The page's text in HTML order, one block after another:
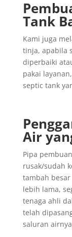
Tank
Kami juga
tinja, apabila
diperbaiki
pakai
septic tank
Air
Pipa
rusak/sudah
tambah
lebih lama,
tenaga ahli
telah
saluran airnya